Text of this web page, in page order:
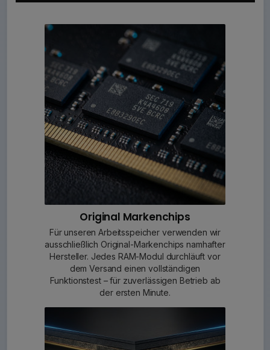
Original Markenchips
Für unseren Arbeitsspeicher verwenden wir
ausschließlich Original-Markenchips namhafter
Hersteller. Jedes RAM-Modul durchläuft vor
dem Versand einen vollständigen
Funktionstest – für zuverlässigen Betrieb ab
der ersten Minute.